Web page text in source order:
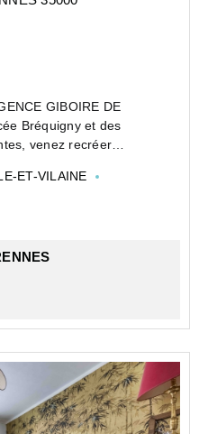
GIBOIRE DE
Bréquigny et des
venez recréer
Vous disposez
ET-VILAINE